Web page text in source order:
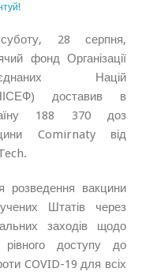
28 серпня,
фонд Організації
Націй
доставив в
188 370 доз
Comirnaty від
розведення вакцини
Штатів через
заходів щодо
рівного доступу до
COVID-19 для всіх